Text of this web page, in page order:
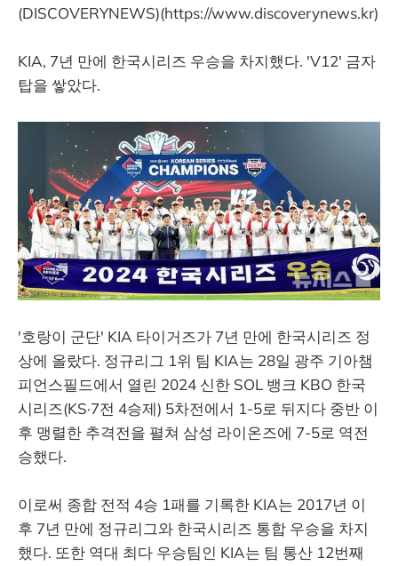
(DISCOVERYNEWS)(https://www.discoverynews.kr)
KIA, 7년 만에 한국시리즈 우승을 차지했다. 'V12' 금자
탑을 쌓았다.
'호랑이 군단' KIA 타이거즈가 7년 만에 한국시리즈 정
상에 올랐다. 정규리그 1위 팀 KIA는 28일 광주 기아챔
피언스필드에서 열린 2024 신한 SOL 뱅크 KBO 한국
시리즈(KS·7전 4승제) 5차전에서 1-5로 뒤지다 중반 이
후 맹렬한 추격전을 펼쳐 삼성 라이온즈에 7-5로 역전
승했다.
이로써 종합 전적 4승 1패를 기록한 KIA는 2017년 이
후 7년 만에 정규리그와 한국시리즈 통합 우승을 차지
했다. 또한 역대 최다 우승팀인 KIA는 팀 통산 12번째